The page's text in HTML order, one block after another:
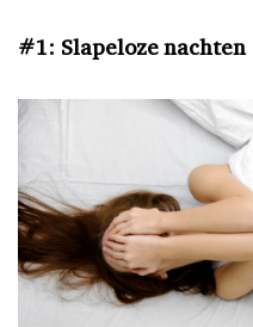
#1: Slapeloze nachten